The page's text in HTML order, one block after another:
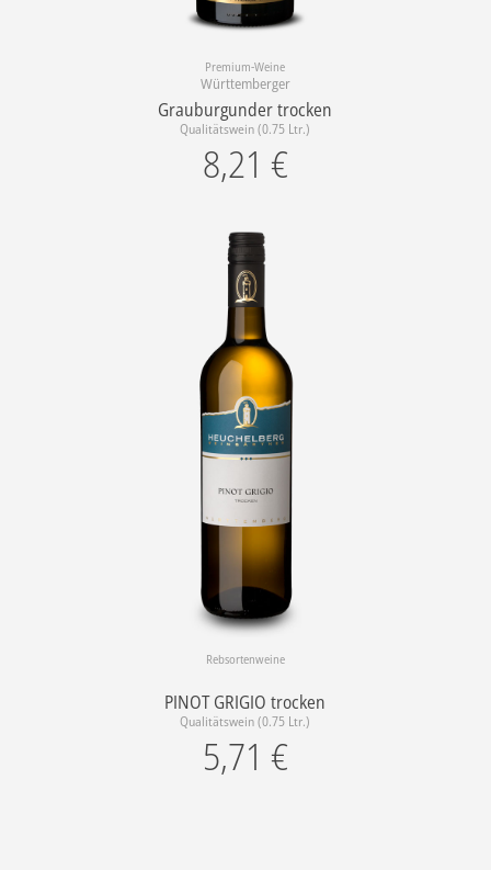
Premium-Weine
Württemberger
Grauburgunder trocken
Qualitätswein (0.75 Ltr.)
8,21 €
Rebsortenweine
PINOT GRIGIO trocken
Qualitätswein (0.75 Ltr.)
5,71 €